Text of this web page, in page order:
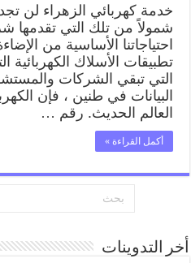
خدمة كهربائي الزهراء لن
شمولاً من تلك التي تقدمها
احتياجاتنا الأساسية من
تطبيقات الأسلاك الكهربائية
التي تبقي الشركات
البيانات في طنين ، فإن
العالم الحديث. رقم …
أكمل القراءة »
أخر التدوينات